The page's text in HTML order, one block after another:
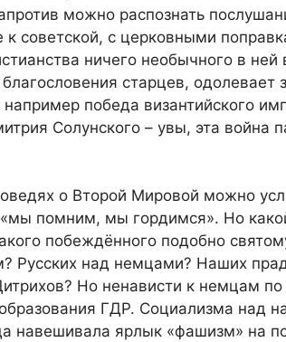
можно распознать
советской, с церковными
ничего необычного в
старцев, одолевает
победа византийского
Солунского – увы, эта война
о Второй Мировой можно
помним, мы гордимся». Но
побеждённого подобно
Русских над немцами? Наших
Но ненависти к немцам
ГДР. Социализма над
навешивала ярлык «фашизм» на